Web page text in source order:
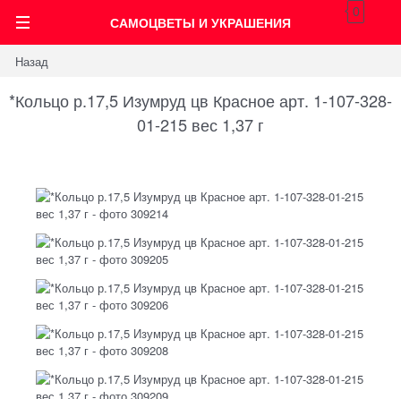
САМОЦВЕТЫ И УКРАШЕНИЯ
0
Назад
*Кольцо р.17,5 Изумруд цв Красное арт. 1-107-328-
01-215 вес 1,37 г